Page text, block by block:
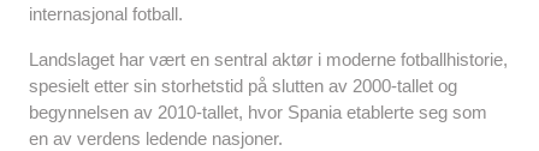
internasjonal fotball.
Landslaget har vært en sentral aktør i moderne fotballhistorie,
spesielt etter sin storhetstid på slutten av 2000-tallet og
begynnelsen av 2010-tallet, hvor Spania etablerte seg som
en av verdens ledende nasjoner.